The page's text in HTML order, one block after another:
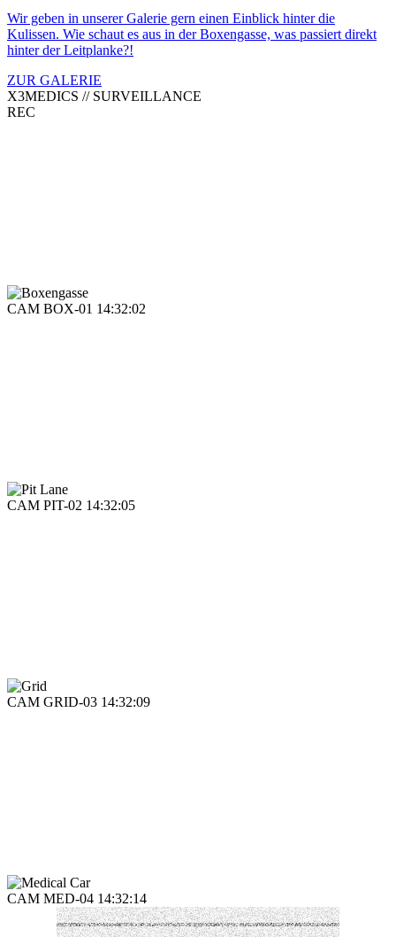
Wir geben in unserer Galerie gern einen Einblick hinter die
Kulissen. Wie schaut es aus in der Boxengasse, was passiert direkt
hinter der Leitplanke?!
ZUR GALERIE
X3MEDICS // SURVEILLANCE
REC
CAM BOX-01 14:32:02
CAM PIT-02 14:32:05
CAM GRID-03 14:32:09
CAM MED-04 14:32:14